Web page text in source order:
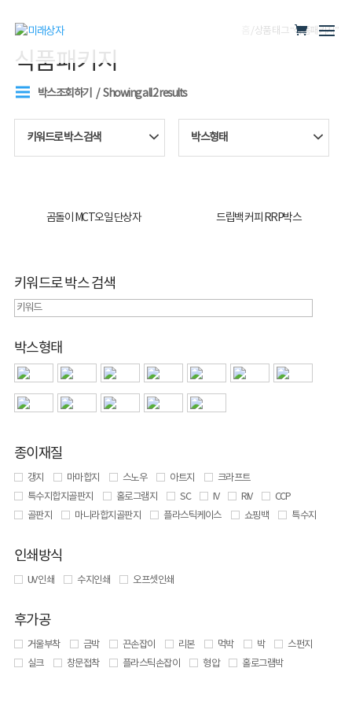
/ 상품 태그 “식품패키지”
식품패키지
박스조회하기 Showing all 2 results
키워드로 박스 검색 박스형태
곰돌이 MCT오일 단상자 드립백 커피 RRP박스
키워드로 박스 검색
박스형태
종이재질
갱지 마마합지 스노우 아트지
크라프트
특수지합지골판지
홀로그램지 SC IV RIV
CCP
골판지
마니라합지골판지 플라스틱케이스 쇼핑백 특수지
인쇄방식
UV 인쇄 수지인쇄 오프셋인쇄
후가공
거울부착 금박 끈손잡이 리본 먹박 박
스펀지
실크
창문접착 플라스틱손잡이 형압 홀로그램박